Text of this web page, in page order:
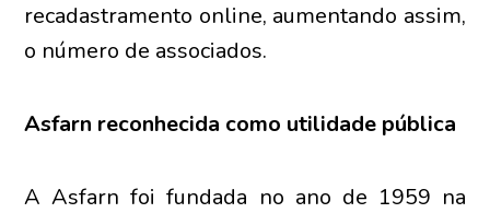
recadastramento online, aumentando assim,
o número de associados.
Asfarn reconhecida como utilidade pública
A Asfarn foi fundada no ano de 1959 na